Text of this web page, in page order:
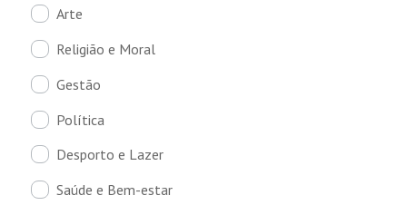
Arte
Religião e Moral
Gestão
Política
Desporto e Lazer
Saúde e Bem-estar